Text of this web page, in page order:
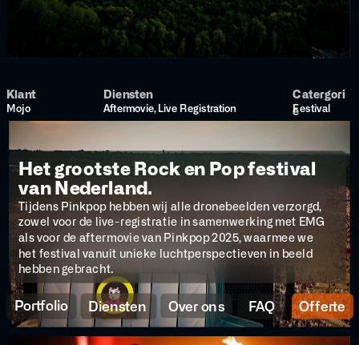
Het grootste Rock en Pop festival
van Nederland.
Tijdens Pinkpop hebben wij alle dronebeelden verzorgd,
zowel voor de live-registratie in samenwerking met EMG
als voor de aftermovie van Pinkpop 2025, waarmee we
het festival vanuit unieke luchtperspectieven in beeld
hebben gebracht.
Klant Diensten
Catergori
e
Mojo Aftermovie, Live Registration Festival
Diensten Over ons Offerte
FAQ
Portfolio